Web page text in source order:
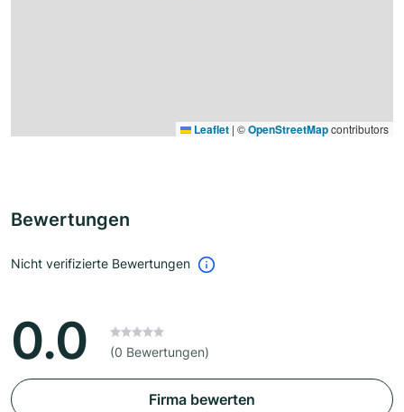
Leaflet | ©OpenStreetMapcontributors
Bewertungen
Nicht verifizierte Bewertungen
0.0 (0 Bewertungen)
Firma bewerten